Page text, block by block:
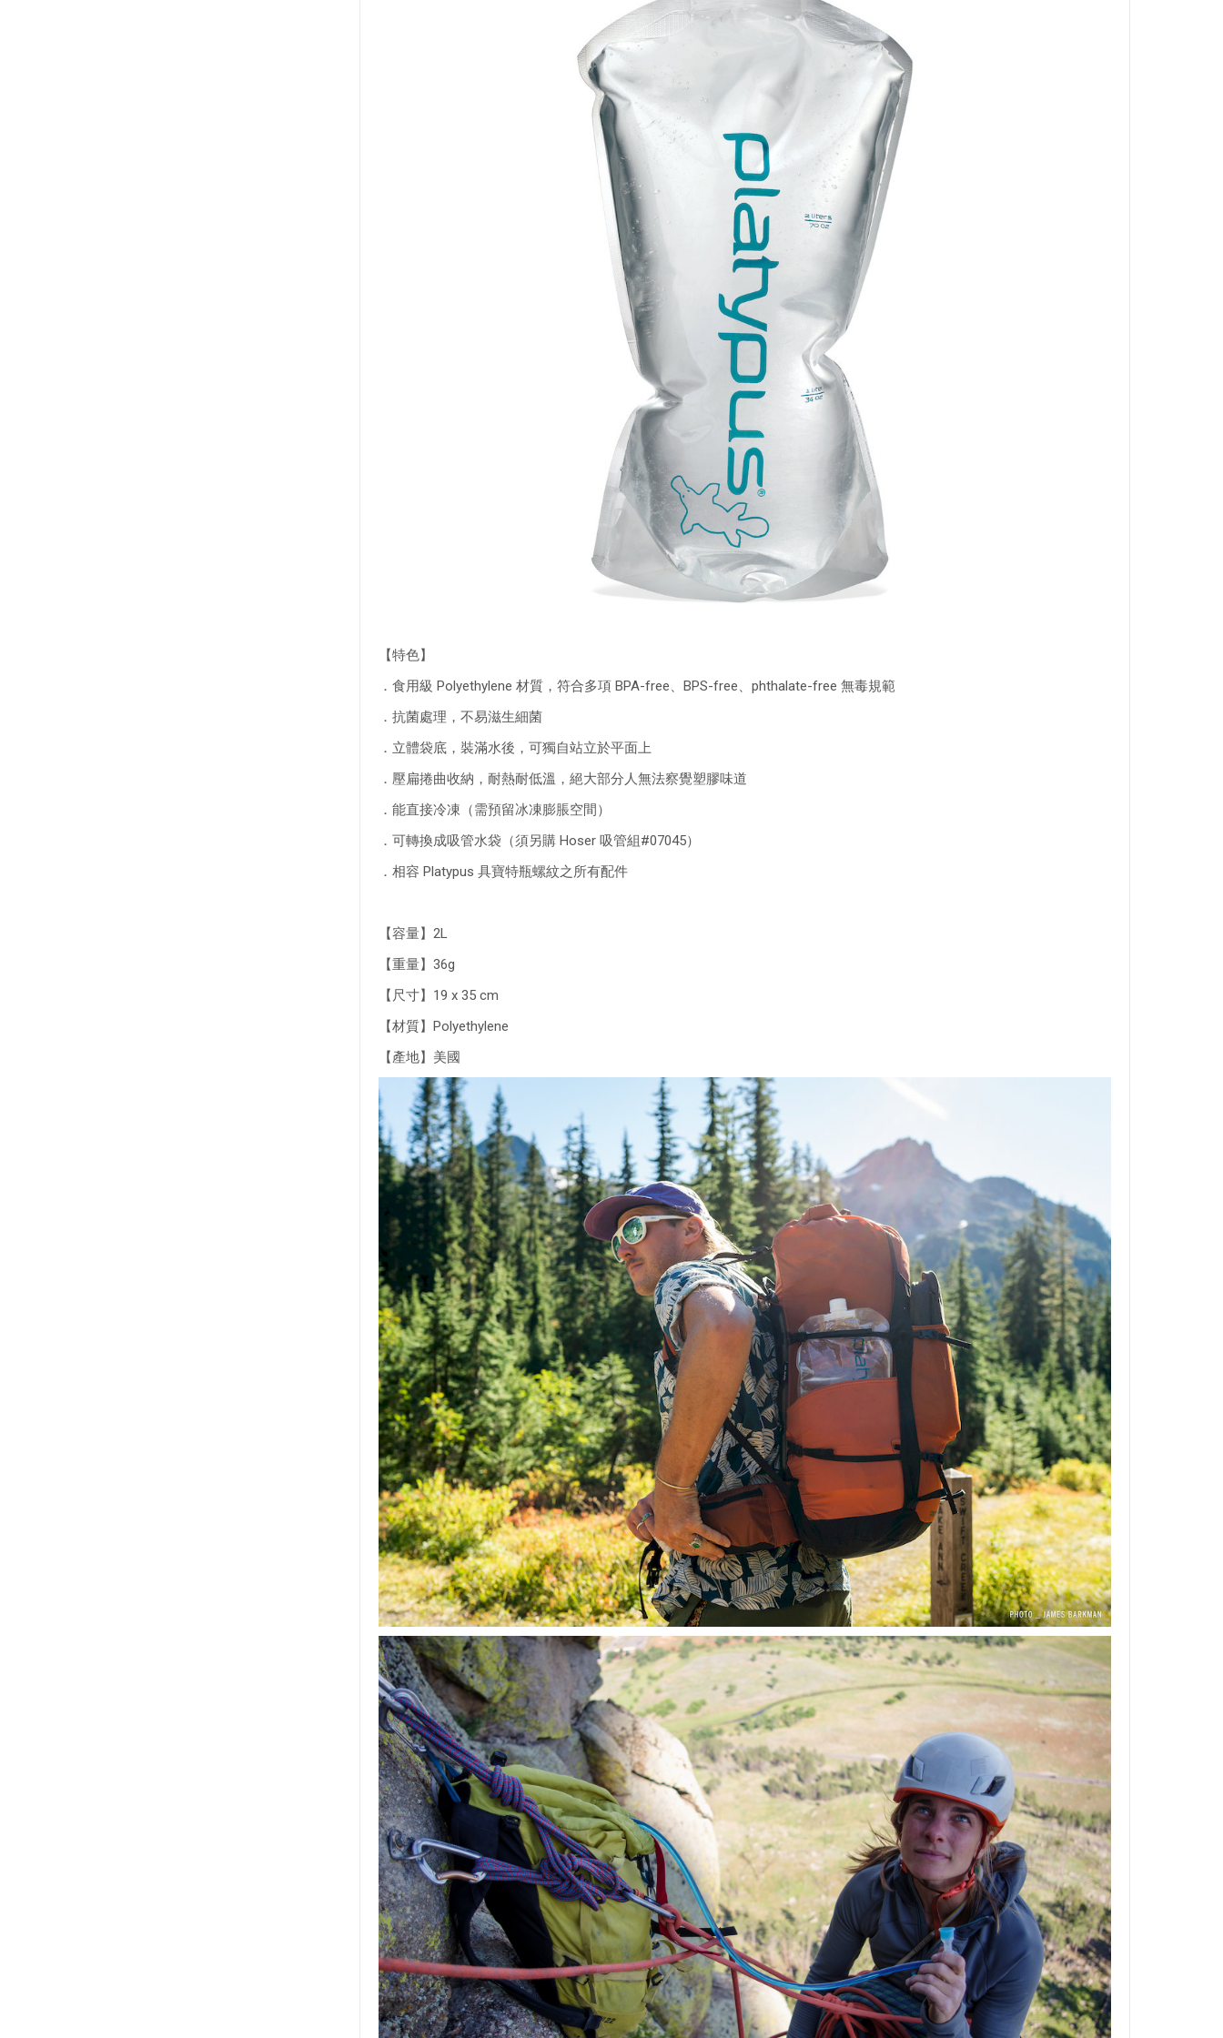
【特色】
．食用級 Polyethylene 材質，符合多項 BPA-free、BPS-free、phthalate-free 無毒規範
．抗菌處理，不易滋生細菌
．立體袋底，裝滿水後，可獨自站立於平面上
．壓扁捲曲收納，耐熱耐低溫，絕大部分人無法察覺塑膠味道
．能直接冷凍（需預留冰凍膨脹空間）
．可轉換成吸管水袋（須另購 Hoser 吸管組#07045）
．相容 Platypus 具寶特瓶螺紋之所有配件
【容量】2L
【重量】36g
【尺寸】19 x 35 cm
【材質】Polyethylene
【產地】美國